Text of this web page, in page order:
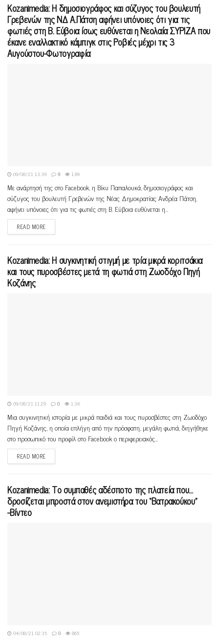
Kozanimedia: Η δημοσιογράφος και σύζυγος του βουλευτή
Γρεβενών της ΝΔ Α.Πάτση αφήνει υπόνοιες ότι για τις
φωτιές στη Β. Εύβοια ίσως ευθύνεται η Νεολαία ΣΥΡΙΖΑ που
έκανε εναλλακτικό κάμπιγκ στις Ροβιές μέχρι τις 3
Αυγούστου-Φωτογραφία
09/08/21 13:39 9 1.8K
Με ανάρτησή της στο Facebook, η Βίκυ Παπαλουκά, δημοσιογράφος και
σύζυγος του βουλευτή Γρεβενών της Νέας Δημοκρατίας Ανδρέα Πάτση,
αφήνει υπόνοιες ότι για τις φωτιές στη Β. Εύβοια ευθύνεται η...
READ MORE
Kozanimedia: Η συγκινητική στιγμή με τρία μικρά κοριτσάκια
και τους πυροσβέστες μετά τη φωτιά στη Ζωοδόχο Πηγή
Κοζάνης
09/08/21 11:29 0 1.3K
Mια συγκινητική ιστορία με μικρά παιδιά και τους πυροσβέστες στη Ζωοδόχο
Πηγή Κοζάνης, η οποία επλήγη από την πρόσφατη, μεγάλη φωτιά, διηγήθηκε
στο προσωπικό του προφίλ στο Facebook ο περιφερειακός...
READ MORE
Kozanimedia: Το συμπαθές αδέσποτο της πλατεία που…
δροσίζεται μπροστά στον ανεμιστήρα του “Βατρακούκου”
-Βίντεο
04/08/21 02:35 0 865